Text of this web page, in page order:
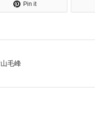
Pin it
毛峰